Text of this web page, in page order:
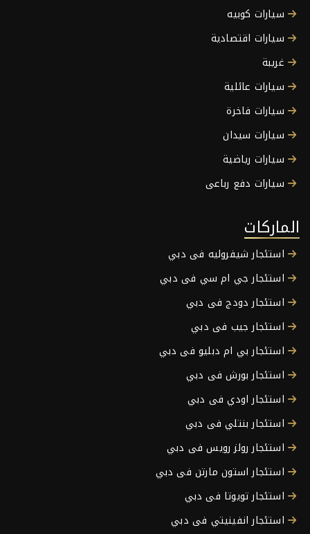
سيارات كوبيه
سيارات اقتصادية
غريبة
سيارات عائلية
سيارات فاخرة
سيارات سيدان
سيارات رياضية
سيارات دفع رباعى
الماركات
استئجار شيفروليه فى دبي
استئجار جي ام سي فى دبي
استئجار دودج فى دبي
استئجار جيب فى دبي
استئجار بي ام دبليو فى دبي
استئجار بورش فى دبي
استئجار اودي فى دبي
استئجار بنتلي فى دبي
استئجار رولز رويس فى دبي
استئجار استون مارتن فى دبي
استئجار تويوتا فى دبي
استئجار انفينيتي فى دبي